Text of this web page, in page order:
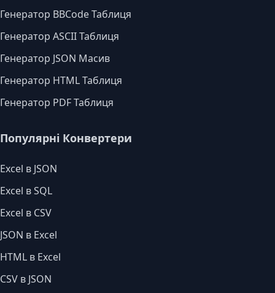
Генератор BBCode Таблиця
Генератор ASCII Таблиця
Генератор JSON Масив
Генератор HTML Таблиця
Генератор PDF Таблиця
Популярні Конвертери
Excel в JSON
Excel в SQL
Excel в CSV
JSON в Excel
HTML в Excel
CSV в JSON